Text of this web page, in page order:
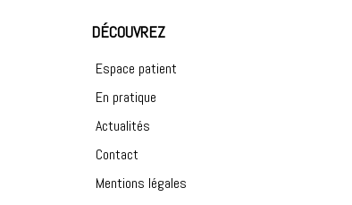
DÉCOUVREZ
Espace patient
En pratique
Actualités
Contact
Mentions légales